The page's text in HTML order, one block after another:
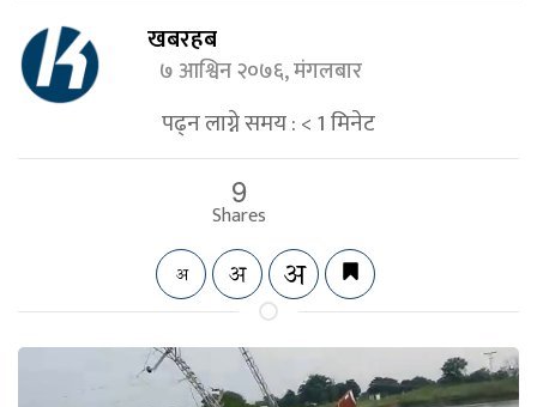
खबरहब
७ आश्विन २०७६, मंगलबार
पढ्न लाग्ने समय :< 1मिनेट
9
Shares